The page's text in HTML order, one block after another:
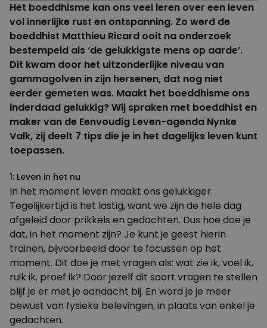
Het boeddhisme kan ons veel leren over een leven
vol innerlijke rust en ontspanning. Zo werd de
boeddhist Matthieu Ricard ooit na onderzoek
bestempeld als ‘de gelukkigste mens op aarde’.
Dit kwam door het uitzonderlijke niveau van
gammagolven in zijn hersenen, dat nog niet
eerder gemeten was. Maakt het boeddhisme ons
inderdaad gelukkig? Wij spraken met boeddhist en
maker van de Eenvoudig Leven-agenda Nynke
Valk, zij deelt 7 tips die je in het dagelijks leven kunt
toepassen.
1: Leven in het nu
In het moment leven maakt ons gelukkiger.
Tegelijkertijd is het lastig, want we zijn de hele dag
afgeleid door prikkels en gedachten. Dus hoe doe je
dat, in het moment zijn? Je kunt je geest hierin
trainen, bijvoorbeeld door te focussen op het
moment. Dit doe je met vragen als: wat zie ik, voel ik,
ruik ik, proef ik? Door jezelf dit soort vragen te stellen
blijf je er met je aandacht bij. En word je je meer
bewust van fysieke belevingen, in plaats van enkel je
gedachten.